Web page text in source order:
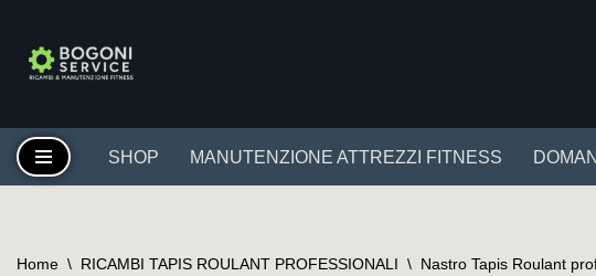
Vai
SHOP
MANUTENZIONE ATTREZZI FITNESS
Home \ RICAMBI TAPIS ROULANT PROFESSIONALI \ Nastro Tapis Roulant